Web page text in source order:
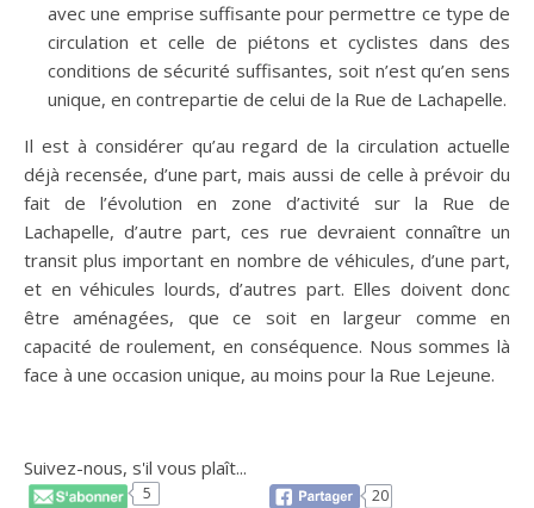
avec une emprise suffisante pour permettre ce type de
circulation et celle de piétons et cyclistes dans des
conditions de sécurité suffisantes, soit n’est qu’en sens
unique, en contrepartie de celui de la Rue de Lachapelle.
Il est à considérer qu’au regard de la circulation actuelle
déjà recensée, d’une part, mais aussi de celle à prévoir du
fait de l’évolution en zone d’activité sur la Rue de
Lachapelle, d’autre part, ces rue devraient connaître un
transit plus important en nombre de véhicules, d’une part,
et en véhicules lourds, d’autres part. Elles doivent donc
être aménagées, que ce soit en largeur comme en
capacité de roulement, en conséquence. Nous sommes là
face à une occasion unique, au moins pour la Rue Lejeune.
Suivez-nous, s'il vous plaît...
5 20